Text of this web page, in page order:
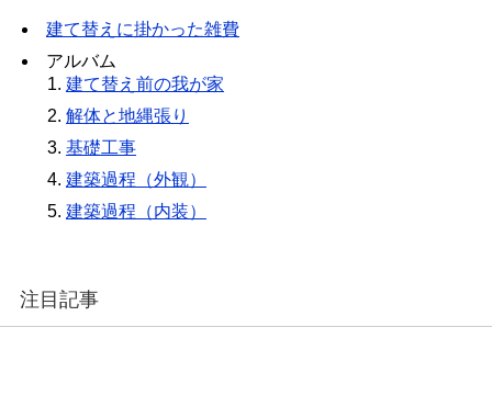
建て替えに掛かった雑費
アルバム
建て替え前の我が家
解体と地縄張り
基礎工事
建築過程（外観）
建築過程（内装）
注目記事